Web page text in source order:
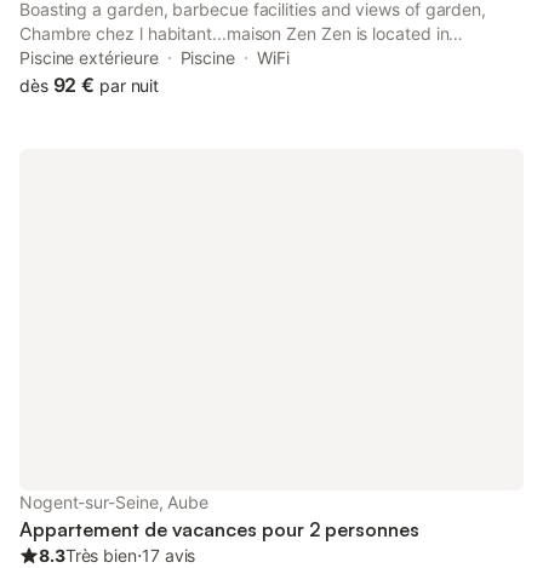
Boasting a garden, barbecue facilities and views of garden,
Chambre chez l habitant...maison Zen Zen is located in
Brévonnes, 28 km from Espace Argence. Featuring a shared
kitchen, this property also provides guests with an outdoor
Piscine extérieure Piscine
WiFi
dès 92 € par nuit
Nogent-sur-Seine, Aube
Appartement de vacances pour 2 personnes
8.3Très bien⋅17 avis